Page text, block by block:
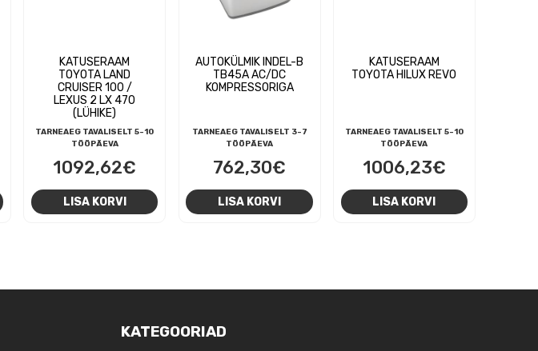
KATUSERAAM
TOYOTA LAND
CRUISER 100 /
LEXUS 2 LX 470
(LÜHIKE)
TARNEAEG TAVALISELT 5-10
TÖÖPÄEVA
1092,62€
LISA KORVI
AUTOKÜLMIK INDEL-B
TB45A AC/DC
KOMPRESSORIGA
TARNEAEG TAVALISELT 3-7
TÖÖPÄEVA
762,30€
LISA KORVI
KATUSERAAM
TOYOTA HILUX REVO
TARNEAEG TAVALISELT 5-10
TÖÖPÄEVA
1006,23€
LISA KORVI
KATEGOORIAD